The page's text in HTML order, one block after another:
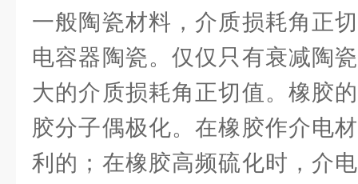
一般陶瓷材料，介质损耗角正
电容器陶瓷。仅仅只有衰减陶
大的介质损耗角正切值。橡胶
胶分子偶极化。在橡胶作介电
利的；在橡胶高频硫化时，介